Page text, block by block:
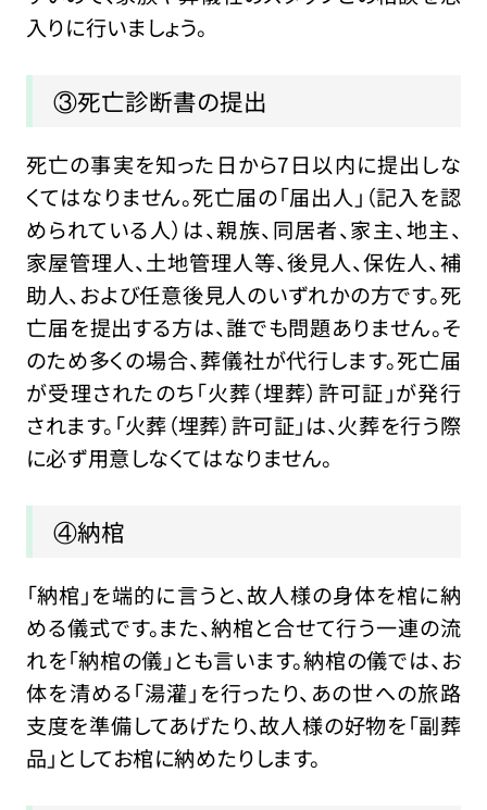
入りに行いましょう。
③死亡診断書の提出
死亡の事実を知った日から7日以内に提出しな
くてはなりません。死亡届の「届出人」（記入を認
められている人）は、親族、同居者、家主、地主、
家屋管理人、土地管理人等、後見人、保佐人、補
助人、および任意後見人のいずれかの方です。死
亡届を提出する方は、誰でも問題ありません。そ
のため多くの場合、葬儀社が代行します。死亡届
が受理されたのち「火葬（埋葬）許可証」が発行
されます。「火葬（埋葬）許可証」は、火葬を行う際
に必ず用意しなくてはなりません。
④納棺
「納棺」を端的に言うと、故人様の身体を棺に納
める儀式です。また、納棺と合せて行う一連の流
れを「納棺の儀」とも言います。納棺の儀では、お
体を清める「湯灌」を行ったり、あの世への旅路
支度を準備してあげたり、故人様の好物を「副葬
品」としてお棺に納めたりします。